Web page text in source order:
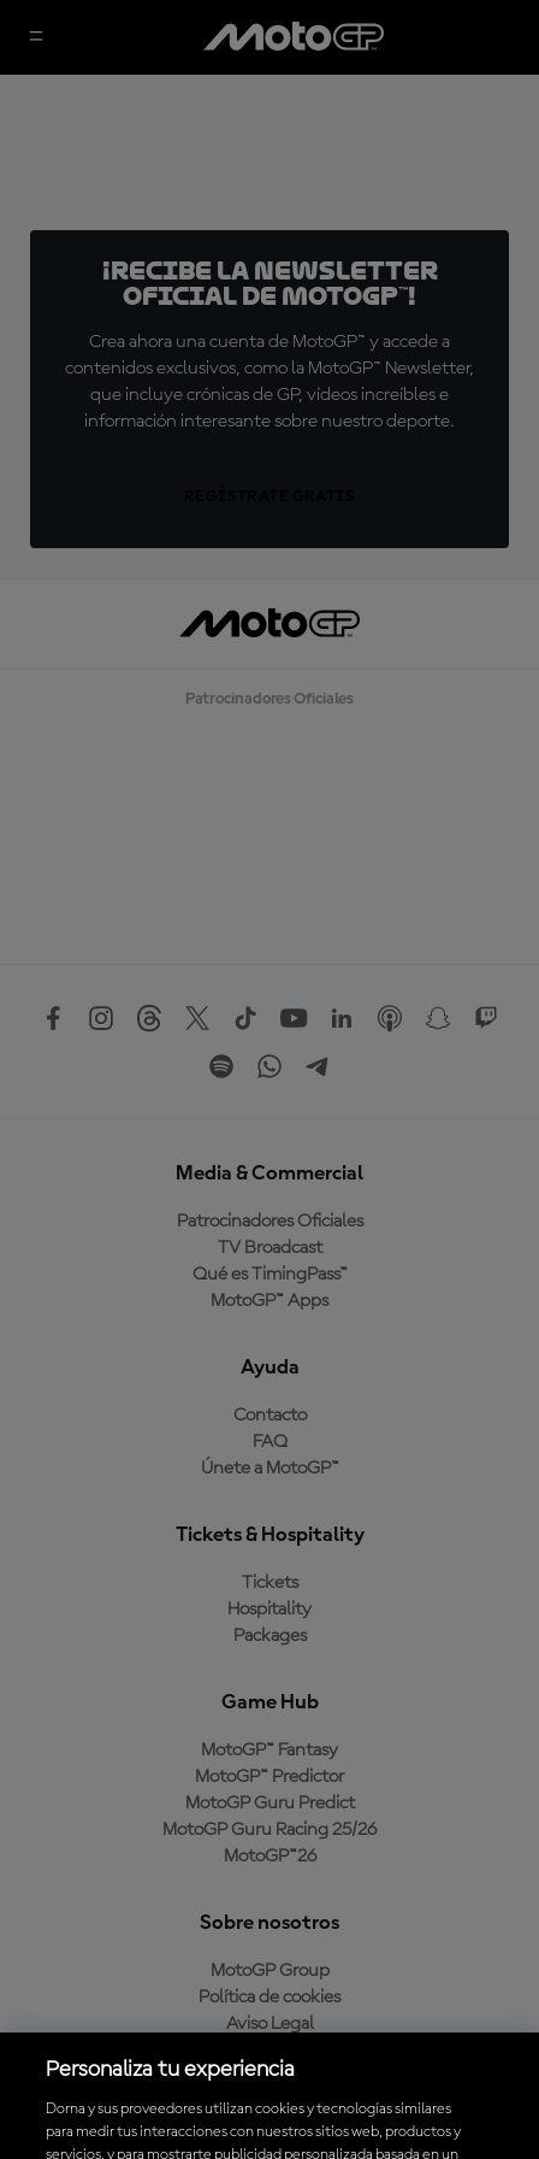
¡Recibe la Newsletter
oficial de MotoGP™!
Crea ahora una cuenta de MotoGP™ y accede a
contenidos exclusivos, como la MotoGP™ Newsletter,
que incluye crónicas de GP, vídeos increíbles e
información interesante sobre nuestro deporte.
Patrocinadores Oficiales
Media & Commercial
Patrocinadores Oficiales
TV Broadcast
Qué es TimingPass™
MotoGP™ Apps
Ayuda
Contacto
FAQ
Únete a MotoGP™
Tickets & Hospitality
Tickets
Hospitality
Packages
Game Hub
MotoGP™ Fantasy
MotoGP™ Predictor
MotoGP Guru Predict
MotoGP Guru Racing 25/26
MotoGP™26
Sobre nosotros
MotoGP Group
Política de cookies
Aviso Legal
Política de compra
Personaliza tu experiencia
Dorna y sus proveedores utilizan cookies y tecnologías similares
para medir tus interacciones con nuestros sitios web, productos y
servicios, y para mostrarte publicidad personalizada basada en un